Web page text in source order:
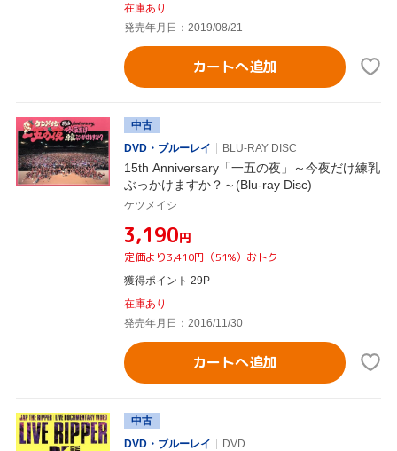
在庫あり
発売年月日：2019/08/21
カートへ追加
中古
DVD・ブルーレイ
BLU-RAY DISC
15th Anniversary「一五の夜」～今夜だけ練乳
ぶっかけますか？～(Blu-ray Disc)
ケツメイシ
¥3,190円
定価より3,410円（51%）おトク
獲得ポイント 29P
在庫あり
発売年月日：2016/11/30
カートへ追加
中古
DVD・ブルーレイ
DVD